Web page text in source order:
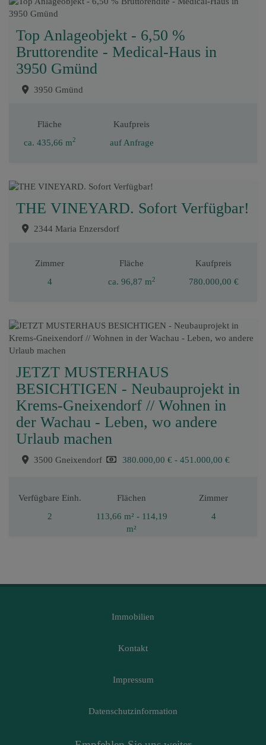
Top Anlageobjekt - 6,50 %
Bruttorendite - Medical-Haus in
3950 Gmünd
3950 Gmünd
Fläche
ca. 435,66 m2
Kaufpreis
auf Anfrage
THE VINEYARD. Sofort Verfügbar!
2344 Maria Enzersdorf
Zimmer
4
Fläche
ca. 96,87 m2
Kaufpreis
780.000,00 €
JETZT MUSTERHAUS
BESICHTIGEN - Neubauprojekt in
Krems-Gneixendorf // Wohnen in
der Wachau - Leben, wo andere
Urlaub machen
3500 Gneixendorf 380.000,00 € - 451.000,00 €
Verfügbare Einh.
2
Flächen
113,66 m² - 114,19
m²
Zimmer
4
Immobilien
Kontakt
Impressum
Datenschutzinformation